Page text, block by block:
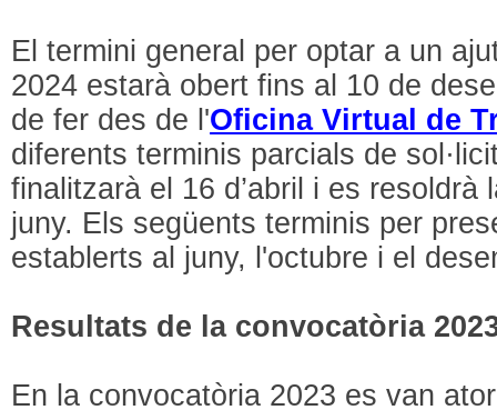
El termini general per optar a un
2024 estarà obert fins al 10 de
de fer des de l'Oficina Virtual de
diferents terminis parcials de
finalitzarà el 16 d’abril i es resoldrà
juny. Els següents terminis per
establerts al juny, l'octubre i el
Resultats de la convocatòria
En la convocatòria 2023 es van